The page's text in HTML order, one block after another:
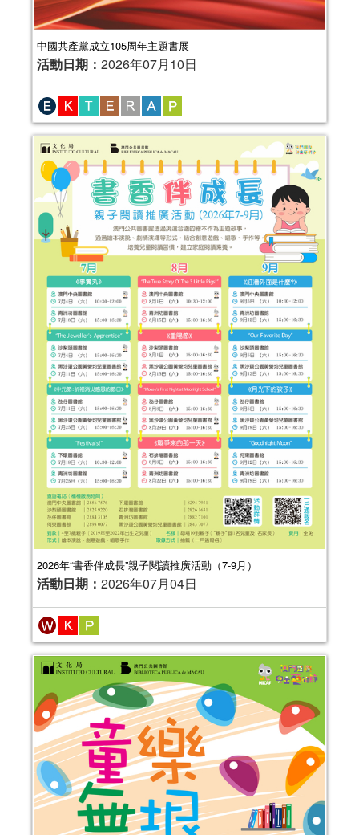
中國共產黨成立105周年主題書展
活動日期： 2026年07月10日
2026年“書香伴成長”親子閱讀推廣活動（7-9月）
活動日期： 2026年07月04日